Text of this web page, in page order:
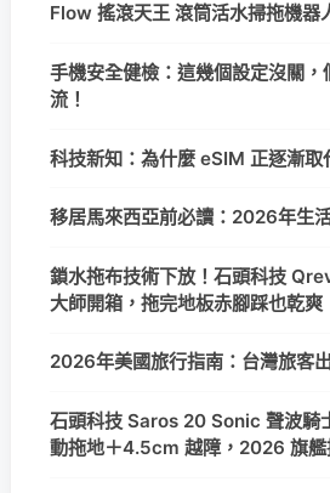
Flow 搖滾天王 滾筒活水掃拖機器
手機安全健檢：這幾個設定沒關，
流！
科技新知：為什麼 eSIM 正逐漸取
移居馬來西亞前必讀：2026年生
鎖水拖布技術下放！石頭科技
大師開箱，拖完地板赤腳踩也乾爽
2026年美國旅行指南：台灣旅客
石頭科技 Saros 20 Sonic 聲波騎
動拖地＋4.5cm 越障，2026 旗艦